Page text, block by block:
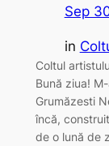
Sep
in
Coltul
Bună ziua!
Grumăzesti
încă,
de o lună de